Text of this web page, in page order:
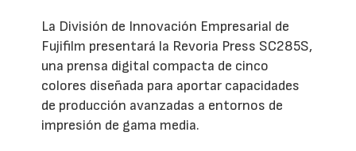
La División de Innovación Empresarial de
Fujifilm presentará la Revoria Press SC285S,
una prensa digital compacta de cinco
colores diseñada para aportar capacidades
de producción avanzadas a entornos de
impresión de gama media.